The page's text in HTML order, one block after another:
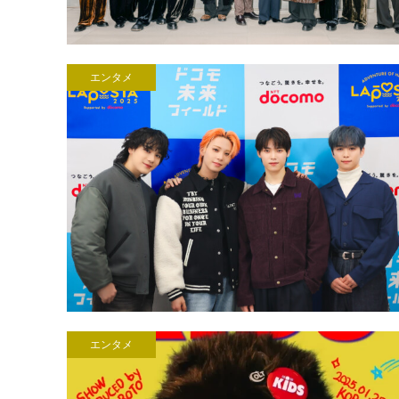
エンタメ
エンタメ